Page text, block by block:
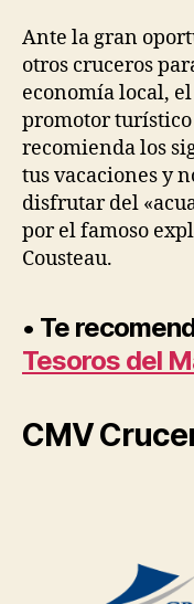
Ante la gran
otros cruceros
economía local,
promotor
recomienda los
tus vacaciones y
disfrutar del
por el famoso
Cousteau.
• Te
Tesoros del
CMV